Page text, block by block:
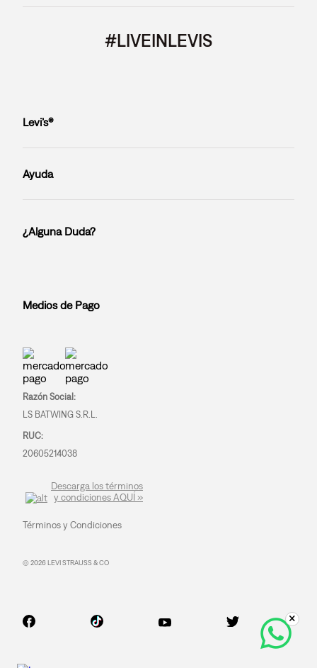
#LIVEINLEVIS
Levi’s®
Ayuda
¿Alguna Duda?
Medios de Pago
Razón Social:
LS BATWING S.R.L.
RUC:
20605214038
Descarga los términos
y condiciones AQUÍ »
Términos y Condiciones
© 2026 LEVI STRAUSS & CO